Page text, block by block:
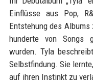
Einflüsse aus Pop,
Entstehung des
hunderte von Songs
wurden. Tyla
Selbstfindung. Sie
auf ihren Instinkt zu